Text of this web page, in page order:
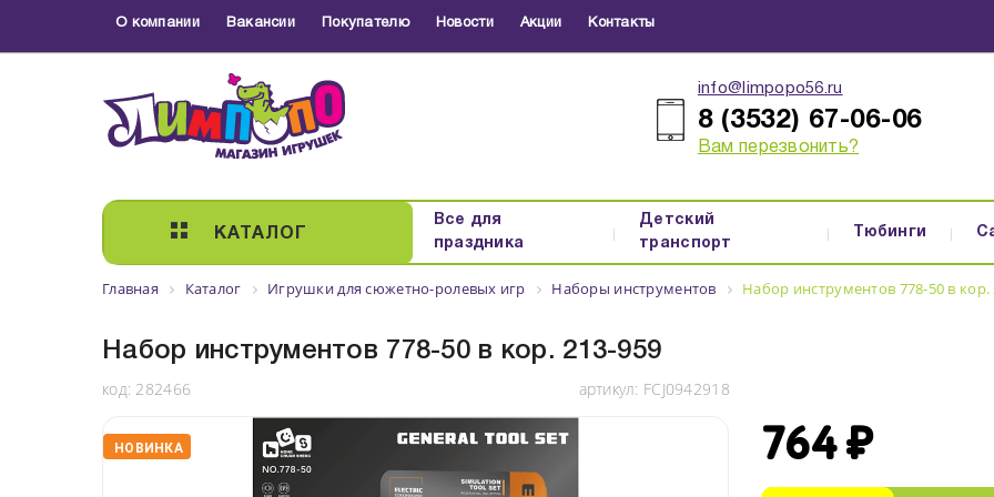
О компании Вакансии Покупателю Новости Акции Контакты
info@limpopo56.ru
8 (3532) 67-06-06
Вам перезвонить?
КАТАЛОГ
Все для
праздника
Детский
транспорт
Тюбинги
Главная Каталог Игрушки для сюжетно-ролевых игр Наборы инструментов Набор инструментов 778-50 в кор.
Набор инструментов 778-50 в кор. 213-959
код: 282466 артикул: FCJ0942918
НОВИНКА 764 ₽